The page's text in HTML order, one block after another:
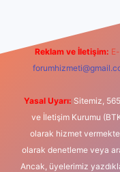
Reklam ve İletişim:
Yasal Uyarı: Sitemiz,
ve İletişim Kurumu
olarak hizmet
olarak denetleme veya
Ancak, üyelerimiz